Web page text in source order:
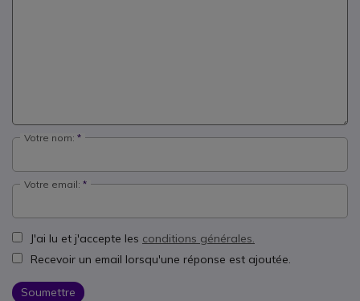
Votre nom:
Votre email:
J'ai lu et j'accepte les conditions générales.
Recevoir un email lorsqu'une réponse est ajoutée.
Soumettre